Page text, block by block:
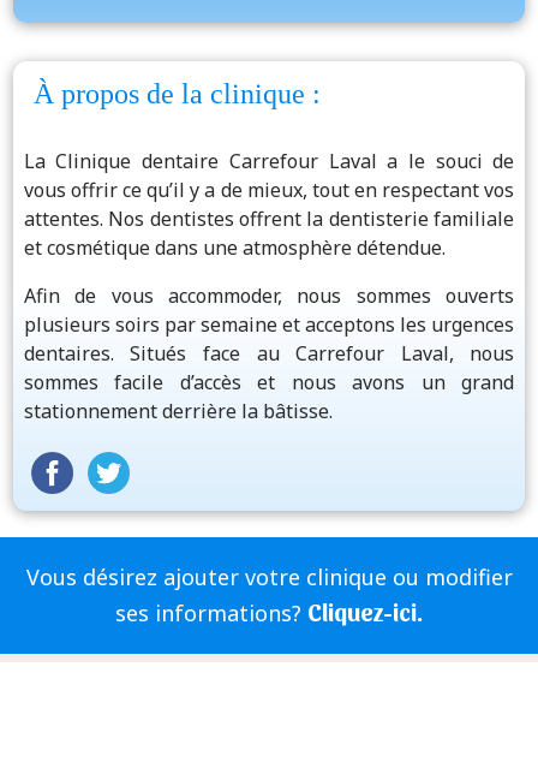
À propos de la clinique :
La Clinique dentaire Carrefour Laval a le souci de
vous offrir ce qu’il y a de mieux, tout en respectant vos
attentes. Nos dentistes offrent la dentisterie familiale
et cosmétique dans une atmosphère détendue.
Afin de vous accommoder, nous sommes ouverts
plusieurs soirs par semaine et acceptons les urgences
dentaires. Situés face au Carrefour Laval, nous
sommes facile d’accès et nous avons un grand
stationnement derrière la bâtisse.
Vous désirez ajouter votre clinique ou modifier
ses informations? Cliquez-ici.